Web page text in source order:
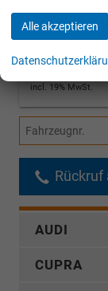
22.222,– €
incl. 19% MwSt.
Fahrzeugnr.
Rückruf
AUDI
CUPRA
Alle akzeptieren